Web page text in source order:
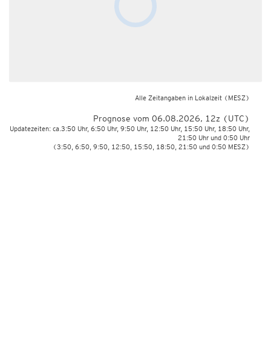
Alle Zeitangaben in Lokalzeit (MESZ)
Prognose vom 06.08.2026, 12z (UTC)
Updatezeiten: ca.3:50 Uhr, 6:50 Uhr, 9:50 Uhr, 12:50 Uhr, 15:50 Uhr, 18:50 Uhr,
21:50 Uhr und 0:50 Uhr
(3:50, 6:50, 9:50, 12:50, 15:50, 18:50, 21:50 und 0:50 MESZ)